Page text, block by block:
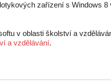
zařízení s Windows 8
v oblasti školství a
a vzdělávání.